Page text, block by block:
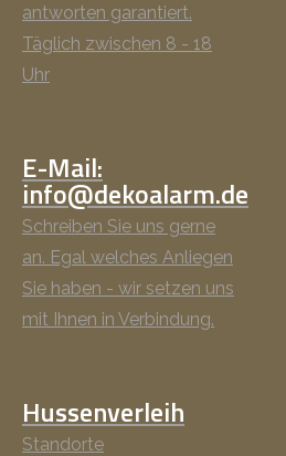
antworten garantiert.
Täglich zwischen 8 - 18
Uhr
E-Mail:
info@dekoalarm.de
Schreiben Sie uns gerne
an. Egal welches Anliegen
Sie haben - wir setzen uns
mit Ihnen in Verbindung.
Hussenverleih
Standorte